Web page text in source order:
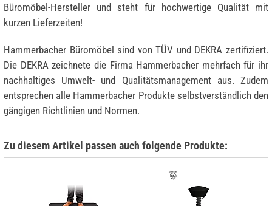
Büromöbel-Hersteller und steht für hochwertige Qualität mit
kurzen Lieferzeiten!
Hammerbacher Büromöbel sind von TÜV und DEKRA zertifiziert.
Die DEKRA zeichnete die Firma Hammerbacher mehrfach für ihr
nachhaltiges Umwelt- und Qualitätsmanagement aus. Zudem
entsprechen alle Hammerbacher Produkte selbstverständlich den
gängigen Richtlinien und Normen.
Zu diesem Artikel passen auch folgende Produkte: